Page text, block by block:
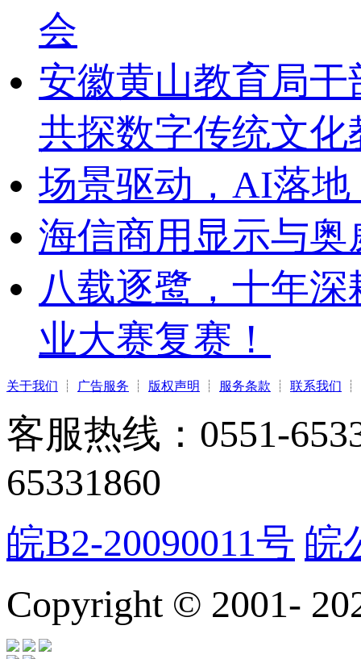
会
安徽黄山教育局
共探数字传统文化
场景驱动，AI落
海信商用显示与
八载逐鹭，十年
业大赛复赛！
关于我们 ┊ 广告服务 ┊ 版权声明 ┊ 服务条款 ┊ 联系我们 ┊
客服热线：0551-
65331860
皖B2-20090011号 皖
Copyright © 2001-